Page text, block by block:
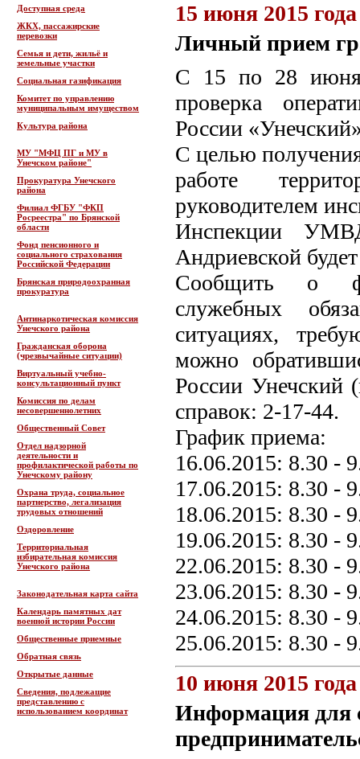
Доступная среда
ЖКХ, пассажирские
перевозки
Семья и дети, жильё и
земельные участки
Социальная газификация
Комитет по управлению
муниципальным имуществом
Культура района
МУ "МФЦ ПГ и МУ в
Унечском районе"
Прокуратура Унечского
района
Филиал ФГБУ "ФКП
Росреестра" по Брянской
области
Фонд пенсионного и
социального страхования
Российской Федерации
Брянская природоохранная
прокуратура
Антинаркотическая комиссия
Унечского района
Гражданская оборона
(чрезвычайные ситуации)
Виртуальный учебно-
консультационный пункт
Комиссия по делам
несовершеннолетних
Общественный Совет
Отдел надзорной
деятельности и
профилактической работы по
Унечскому району
Охрана труда, социальное
партнерство, легализация
трудовых отношений
Оздоровление
Территориальная
избирательная комиссия
Унечского района
Законодательная карта сайта
Календарь памятных дат
военной истории России
Общественные приемные
Обратная связь
Открытые данные
Сведения, подлежащие
представлению с
использованием координат
15 июня 2015 года
Личный прием
С 15 по 28 июня
проверка
России
С целью
работе
руководителем
Инспекции
Андриевской
Сообщить о
служебных
ситуациях,
можно
России Унечский
справок: 2-17-44.
График приема:
16.06.2015: 8.30 -
17.06.2015: 8.30 -
18.06.2015: 8.30 -
19.06.2015: 8.30 -
22.06.2015: 8.30 -
23.06.2015: 8.30 -
24.06.2015: 8.30 -
25.06.2015: 8.30 -
10 июня 2015 года
Информация для